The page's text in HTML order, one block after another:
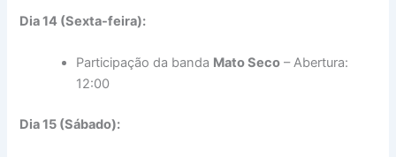
Dia 14 (Sexta-feira):
Participação da banda Mato Seco – Abertura:
12:00
Dia 15 (Sábado):